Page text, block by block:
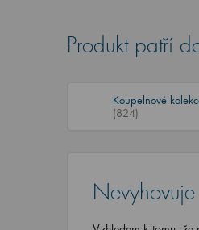
Produkt patří
Koupelnové
(824)